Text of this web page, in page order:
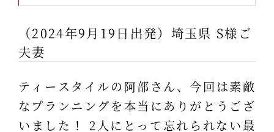
（2024年9月19日出発）埼玉県 S様ご
夫妻
ティースタイルの阿部さん、今回は素敵
なプランニングを本当にありがとうござ
いました！ 2人にとって忘れられない最